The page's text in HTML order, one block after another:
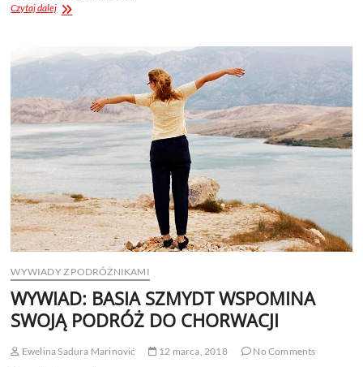
Czytaj dalejWYWIAD:
BLOGA
PREKORUPE
OPOWIADA
ŻYCIU
W
CHORWACJI
WYWIADY Z PODRÓŻNIKAMI
WYWIAD: BASIA SZMYDT WSPOMINA
SWOJĄ PODRÓŻ DO CHORWACJI
Ewelina Sadura Marinović 12 marca, 2018
No Comments